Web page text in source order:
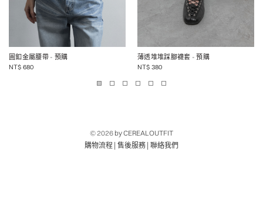
圓釦金屬腰帶- 預購
NT$ 680
薄透堆堆踩腳襪套 - 預購
NT$ 380
© 2026 by CEREALOUTFIT
購物流程 | 售後服務 | 聯絡我們